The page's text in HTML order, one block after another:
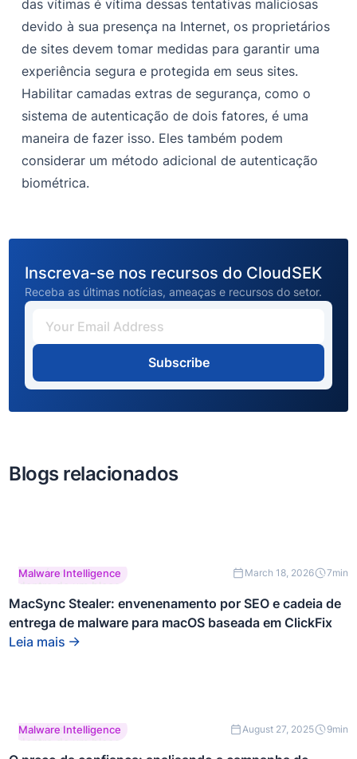
das vítimas é vítima dessas tentativas maliciosas
devido à sua presença na Internet, os proprietários
de sites devem tomar medidas para garantir uma
experiência segura e protegida em seus sites.
Habilitar camadas extras de segurança, como o
sistema de autenticação de dois fatores, é uma
maneira de fazer isso. Eles também podem
considerar um método adicional de autenticação
biométrica.
Inscreva-se nos recursos do CloudSEK
Receba as últimas notícias, ameaças e recursos do setor.
Subscribe
Blogs relacionados
Este é um texto
dentro de um bloco
div.
Malware Intelligence March 18, 2026 7min
MacSync Stealer: envenenamento por SEO e cadeia de
entrega de malware para macOS baseada em ClickFix
Leia mais
Este é um texto
dentro de um bloco
div.
Malware Intelligence August 27, 2025 9min